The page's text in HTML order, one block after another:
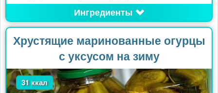
Ингредиенты
Хрустящие маринованные огурцы
с уксусом на зиму
31 ккал